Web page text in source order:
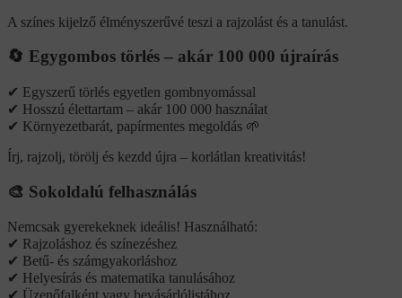
A színes kijelző élményszerűvé teszi a rajzolást és a tanulást.
🔄 Egygombos törlés – akár 100 000 újraírás
✔ Egyszerű törlés egyetlen gombnyomással
✔ Hosszú élettartam – akár 100 000 használat
✔ Környezetbarát, papírmentes megoldás 🌱
Írj, rajzolj, törölj és kezdd újra – korlátlan kreativitás!
🎨 Sokoldalú felhasználás
Nemcsak gyerekeknek ideális! Használható:
✔ Rajzoláshoz és színezéshez
✔ Betű- és számgyakorláshoz
✔ Helyesírás és matematika tanulásához
✔ Üzenőfalként vagy bevásárlólistához